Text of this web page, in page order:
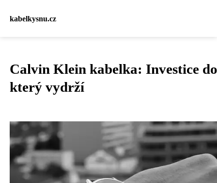
kabelkysnu.cz
Calvin Klein kabelka: Investice
který vydrží